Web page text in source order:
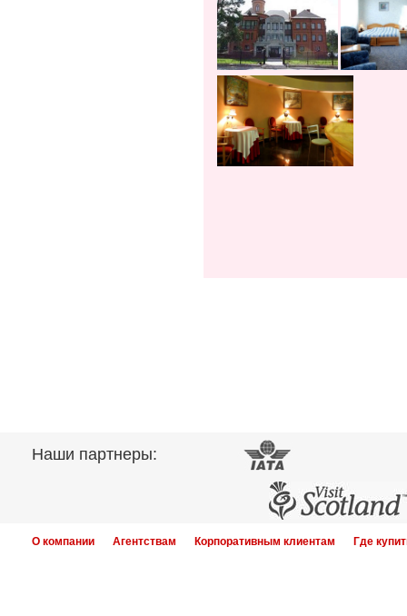
Наши партнеры:
О компании Агентствам Корпоративным клиентам Где